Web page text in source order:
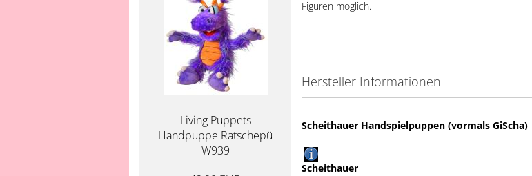
Figuren möglich.
Hersteller Informationen
Scheithauer Handspielpuppen (vormals GiScha)
Scheithauer
Living Puppets
Handpuppe Ratschepü
W939